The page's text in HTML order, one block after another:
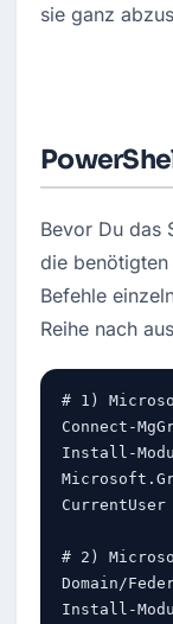
sie ganz
Bevor Du das
die
Befehle
Reihe nach
# 1)
Connect-
Install-
CurrentUser
# 2)
Domain/
Install-